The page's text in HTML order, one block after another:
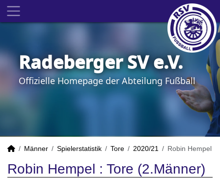
Radeberger SV e.V.
Offizielle Homepage der Abteilung Fußball
Männer Spielerstatistik Tore 2020/21 Robin Hempel
Robin Hempel : Tore (2.Männer)